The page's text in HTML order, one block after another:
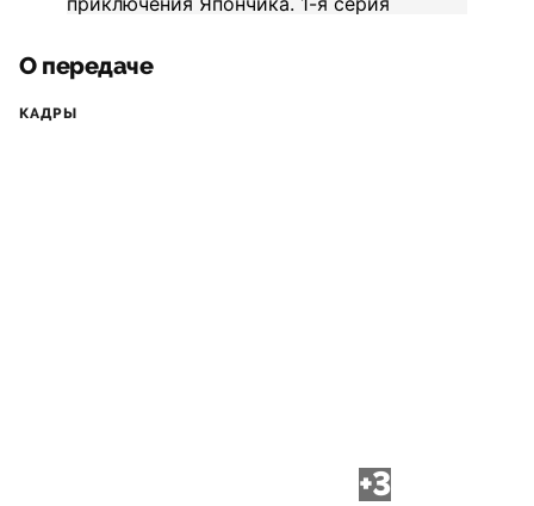
О передаче
КАДРЫ
+3